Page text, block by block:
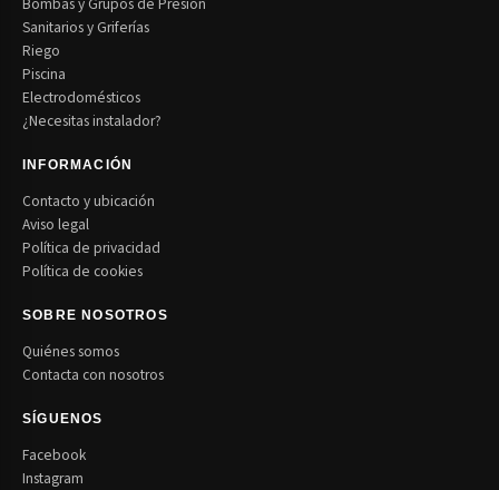
Sanitarios y Griferías
Riego
Piscina
Electrodomésticos
¿Necesitas instalador?
INFORMACIÓN
Contacto y ubicación
Aviso legal
Política de privacidad
Política de cookies
SOBRE NOSOTROS
Quiénes somos
Contacta con nosotros
SÍGUENOS
Facebook
Instagram